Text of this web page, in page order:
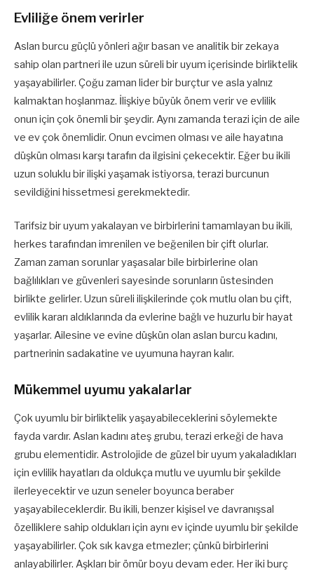
Evliliğe önem verirler
Aslan burcu güçlü yönleri ağır basan ve analitik bir zekaya
sahip olan partneri ile uzun süreli bir uyum içerisinde birliktelik
yaşayabilirler. Çoğu zaman lider bir burçtur ve asla yalnız
kalmaktan hoşlanmaz. İlişkiye büyük önem verir ve evlilik
onun için çok önemli bir şeydir. Aynı zamanda terazi için de aile
ve ev çok önemlidir. Onun evcimen olması ve aile hayatına
düşkün olması karşı tarafın da ilgisini çekecektir. Eğer bu ikili
uzun soluklu bir ilişki yaşamak istiyorsa, terazi burcunun
sevildiğini hissetmesi gerekmektedir.
Tarifsiz bir uyum yakalayan ve birbirlerini tamamlayan bu ikili,
herkes tarafından imrenilen ve beğenilen bir çift olurlar.
Zaman zaman sorunlar yaşasalar bile birbirlerine olan
bağlılıkları ve güvenleri sayesinde sorunların üstesinden
birlikte gelirler. Uzun süreli ilişkilerinde çok mutlu olan bu çift,
evlilik kararı aldıklarında da evlerine bağlı ve huzurlu bir hayat
yaşarlar. Ailesine ve evine düşkün olan aslan burcu kadını,
partnerinin sadakatine ve uyumuna hayran kalır.
Mükemmel uyumu yakalarlar
Çok uyumlu bir birliktelik yaşayabileceklerini söylemekte
fayda vardır. Aslan kadını ateş grubu, terazi erkeği de hava
grubu elementidir. Astrolojide de güzel bir uyum yakaladıkları
için evlilik hayatları da oldukça mutlu ve uyumlu bir şekilde
ilerleyecektir ve uzun seneler boyunca beraber
yaşayabileceklerdir. Bu ikili, benzer kişisel ve davranışsal
özelliklere sahip oldukları için aynı ev içinde uyumlu bir şekilde
yaşayabilirler. Çok sık kavga etmezler; çünkü birbirlerini
anlayabilirler. Aşkları bir ömür boyu devam eder. Her iki burç